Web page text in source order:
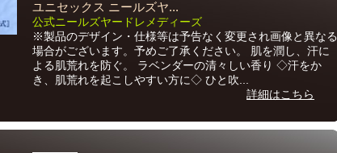
ユニセックス ニールズヤ...
公式ニールズヤードレメディーズ
※製品のデザイン・仕様等は予告なく変更され画像と異なる
場合がございます。予めご了承ください。 肌を潤し、汗に
よる肌荒れを防ぐ。 ラベンダーの清々しい香り ◇汗をか
き、肌荒れを起こしやすい方に◇ ひと吹...
詳細はこちら